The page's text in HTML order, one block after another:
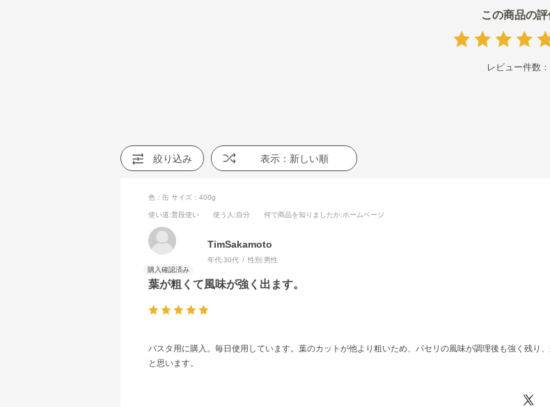
レビュー件数：
絞り込み 表示：新しい順
葉が粗くて風味が強く出ます。
色：缶 サイズ：400g
使い道:普段使い 使う人 :自分 何で商品を知りましたか:ホームページ
TimSakamoto
年代:30代 性別:男性
パスタ用に購入。毎日使用しています。葉のカットが他より粗いため、パセリの風味が調理後も強く残り
と思います。